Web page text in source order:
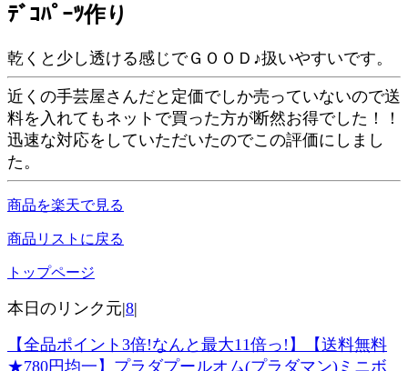
ﾃﾞｺﾊﾟｰﾂ作り
乾くと少し透ける感じでＧＯＯＤ♪扱いやすいです。
近くの手芸屋さんだと定価でしか売っていないので送
料を入れてもネットで買った方が断然お得でした！！
迅速な対応をしていただいたのでこの評価にしまし
た。
商品を楽天で見る
商品リストに戻る
トップページ
本日のリンク元|8|
【全品ポイント3倍!なんと最大11倍っ!】【送料無料
★780円均一】プラダプールオム(プラダマン)ミニボ